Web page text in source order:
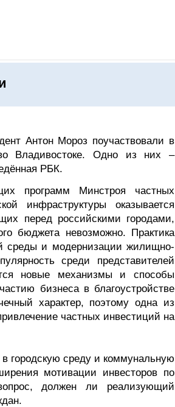
Антон Мороз поучаствовали в
во Владивостоке. Одно из них –
РБК.
программ Минстроя частных
инфраструктуры оказывается
перед российскими городами,
бюджета невозможно. Практика
среды и модернизации жилищно-
среди представителей
новые механизмы и способы
бизнеса в благоустройстве
характер, поэтому одна из
частных инвестиций на
городскую среду и коммунальную
мотивации инвесторов по
должен ли реализующий